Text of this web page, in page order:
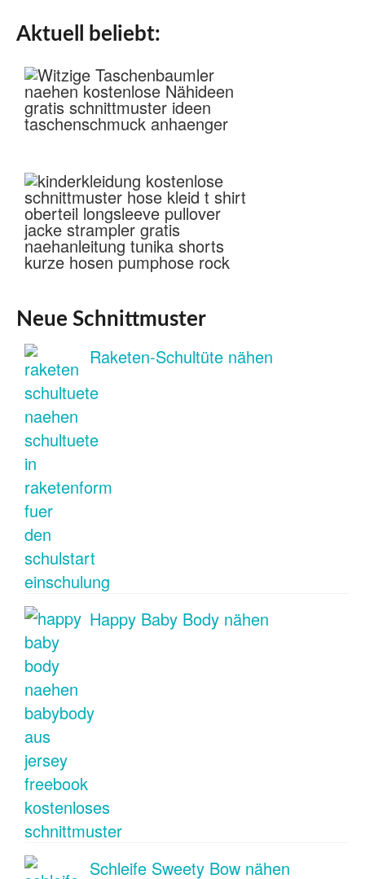
Aktuell beliebt:
Neue Schnittmuster
Raketen-Schultüte nähen
Happy Baby Body nähen
Schleife Sweety Bow nähen